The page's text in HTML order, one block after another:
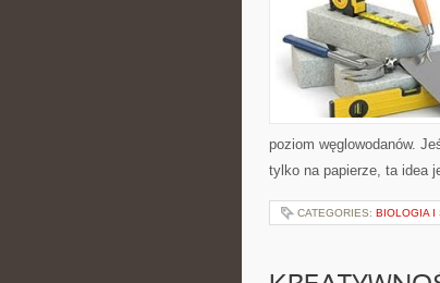
poziom węglowodanów.
tylko na papierze, ta idea
CATEGORIES: BIOLOGIA I